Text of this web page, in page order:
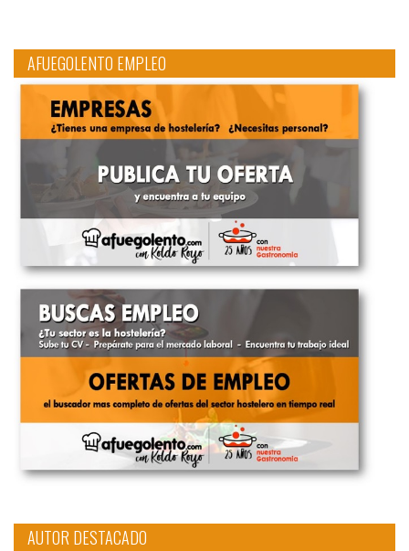
AFUEGOLENTO EMPLEO
AUTOR DESTACADO